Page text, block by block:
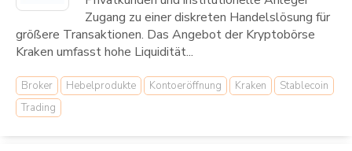
Zugang zu einer diskreten Handelslösung für
größere Transaktionen. Das Angebot der Kryptobörse
Kraken umfasst hohe Liquidität...
Broker Hebelprodukte Kontoeröffnung Kraken
Stablecoin
Trading